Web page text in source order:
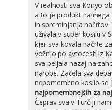
V realnosti sva Konyo
a to je produkt najinega
in spreminjanja načrtov.
uživala v super kosilu v
kjer sva kovala načrte
vožnjo po avtocesti iz
sva peljala nazaj na
narobe. Začela sva
nepomembno kosilo se
najpomembnejših za
Čeprav sva v Turčiji